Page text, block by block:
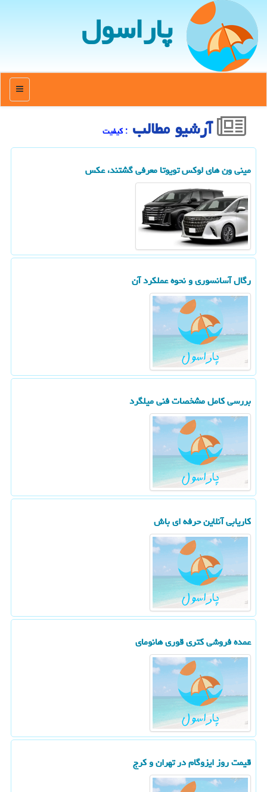
پاراسول
منو
آرشیو مطالب : كیفیت
مینی ون های لوکس تویوتا معرفی گشتند، عکس
رگال آسانسوری و نحوه عملکرد آن
بررسی کامل مشخصات فنی میلگرد
کاریابی آنلاین حرفه ای باش
عمده فروشی کتری قوری هانومای
قیمت روز ایزوگام در تهران و کرج